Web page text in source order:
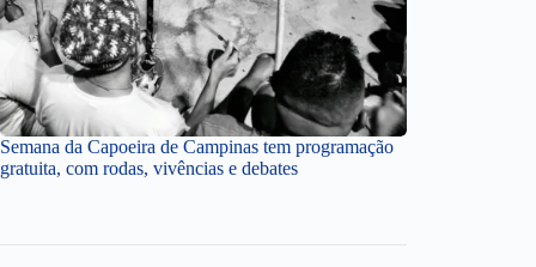
Semana da Capoeira de Campinas tem programação
gratuita, com rodas, vivências e debates